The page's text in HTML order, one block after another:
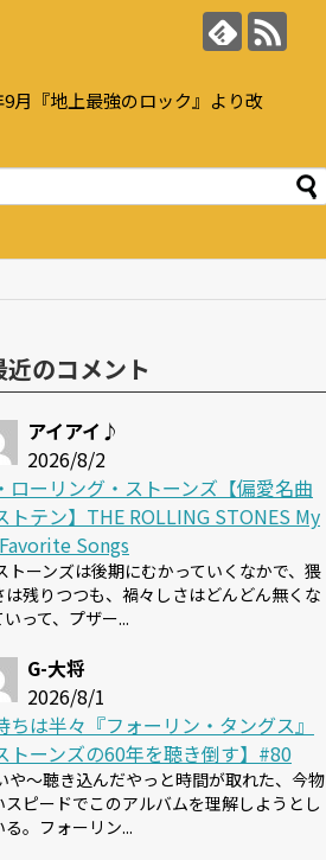
月『地上最強のロック』より改
近のコメント
アイアイ♪
2026/8/2
ローリング・ストーンズ【偏愛名曲
トテン】THE ROLLING STONES My
Songs
トーンズは後期にむかっていくなかで、猥
は残りつつも、禍々しさはどんどん無くな
いって、プザー...
G-大将
2026/8/1
ちは半々『フォーリン・タングス』
トーンズの60年を聴き倒す】#80
や～聴き込んだやっと時間が取れた、今物
スピードでこのアルバムを理解しようとし
る。フォーリン...